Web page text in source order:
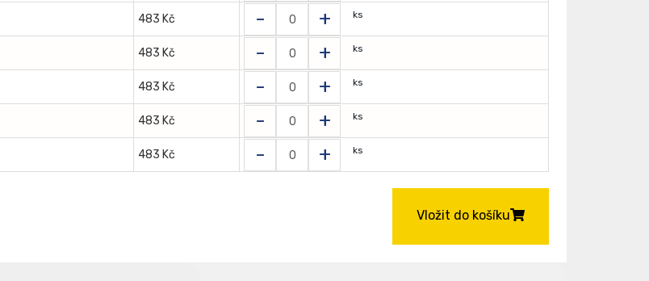
483 Kč - + ks
483 Kč - + ks
483 Kč - + ks
483 Kč - + ks
483 Kč - + ks
Vložit do košíku